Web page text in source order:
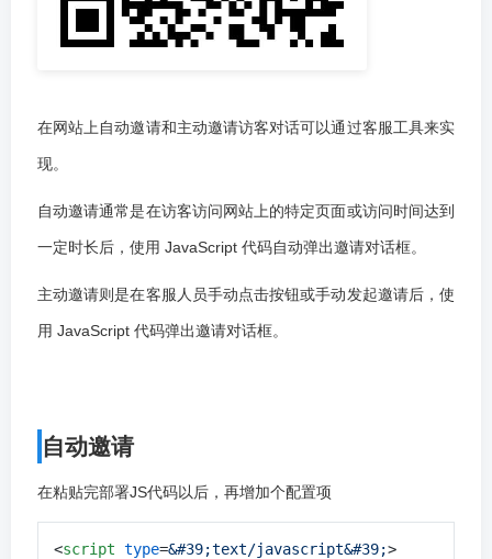
在网站上自动邀请和主动邀请访客对话可以通过客服工具来实
现。
自动邀请通常是在访客访问网站上的特定页面或访问时间达到
一定时长后，使用 JavaScript 代码自动弹出邀请对话框。
主动邀请则是在客服人员手动点击按钮或手动发起邀请后，使
用 JavaScript 代码弹出邀请对话框。
自动邀请
在粘贴完部署JS代码以后，再增加个配置项
<script type=&#39;text/javascript&#39;>